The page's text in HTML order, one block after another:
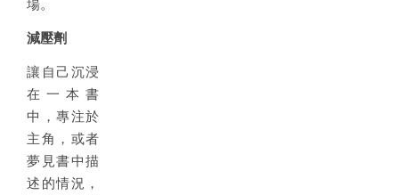
場。
減壓劑
讓自己沉浸
在一本書
中，專注於
主角，或者
夢見書中描
述的情況，